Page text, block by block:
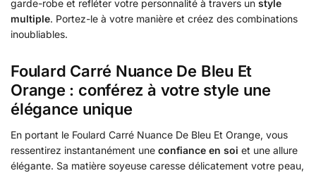
garde-robe et refléter votre personnalité à travers un style
multiple. Portez-le à votre manière et créez des combinations
inoubliables.
Foulard Carré Nuance De Bleu Et
Orange : conférez à votre style une
élégance unique
En portant le Foulard Carré Nuance De Bleu Et Orange, vous
ressentirez instantanément une confiance en soi et une allure
élégante. Sa matière soyeuse caresse délicatement votre peau,